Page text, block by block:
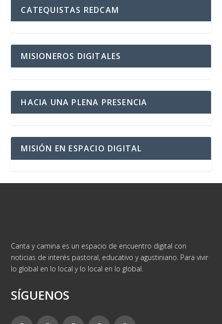
CATEQUISTAS REDCAM
MISIONEROS DIGITALES
HACIA UNA PLENA PRESENCIA
MISIÓN EN ESPACIO DIGITAL
Canta y camina es un espacio de encuentro digital con
noticias de interés pastoral, educativo y agustiniano. Para vivir
lo global en lo local y lo local en lo global.
SÍGUENOS